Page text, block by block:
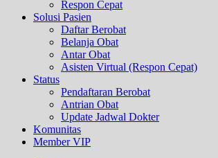
Respon Cepat
Solusi Pasien
Daftar Berobat
Belanja Obat
Antar Obat
Asisten Virtual (Respon Cepat)
Status
Pendaftaran Berobat
Antrian Obat
Update Jadwal Dokter
Komunitas
Member VIP